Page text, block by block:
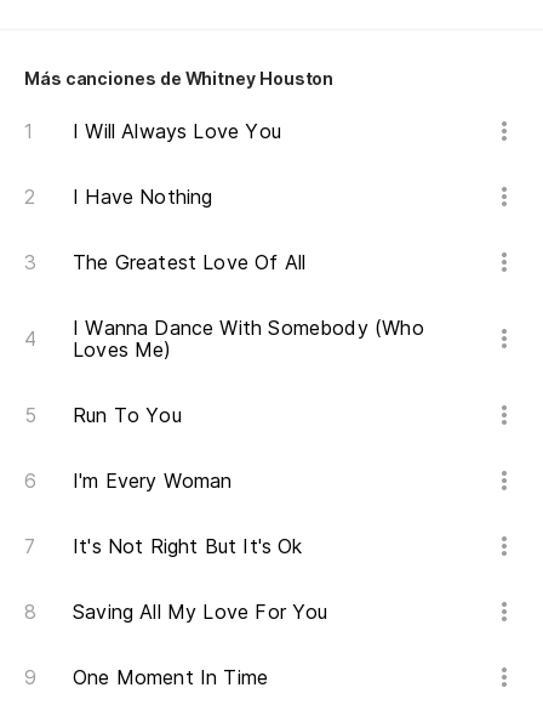
Más canciones de Whitney Houston
I Will Always Love You
I Have Nothing
The Greatest Love Of All
I Wanna Dance With Somebody (Who
Loves Me)
Run To You
I'm Every Woman
It's Not Right But It's Ok
Saving All My Love For You
One Moment In Time